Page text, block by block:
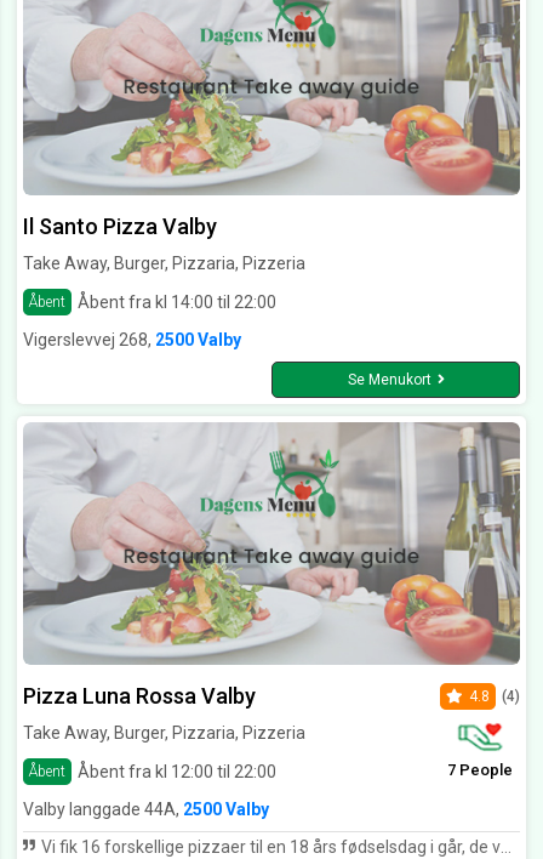
Il Santo Pizza Valby
Take Away, Burger, Pizzaria, Pizzeria
Åbent
Åbent fra kl 14:00 til 22:00
Vigerslevvej 268, 2500 Valby
Se Menukort
Pizza Luna Rossa Valby
Take Away, Burger, Pizzaria, Pizzeria
Åbent Åbent fra kl 12:00 til 22:00
4.8 (4)
7 People
Valby langgade 44A, 2500 Valby
Vi fik 16 forskellige pizzaer til en 18 års fødselsdag i går, de var mega lækre og flere gæster spurte til hvor de var købt. Tak for fantastiske pizzaer.